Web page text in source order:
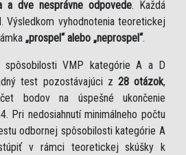
a dve nesprávne odpovede. Každá
Výsledkom vyhodnotenia teoretickej
„prospel“ alebo „neprospel“.
spôsobilosti VMP kategórie A a D
test pozostávajúci z 28 otázok,
bodov na úspešné ukončenie
Pri nedosiahnutí minimálneho počtu
odbornej spôsobilosti kategórie A
v rámci teoretickej skúšky k